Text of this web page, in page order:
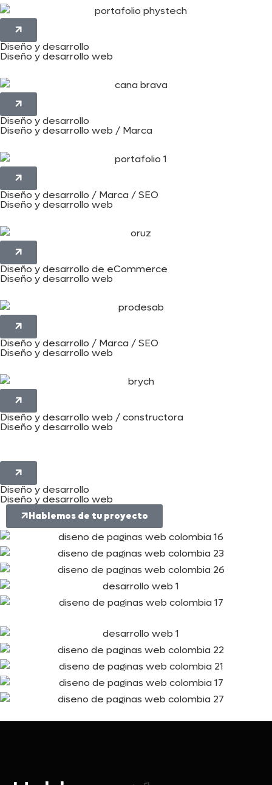
Diseño y desarrollo
Diseño y desarrollo web
Diseño y desarrollo
Diseño y desarrollo web / Marca
Diseño y desarrollo / Marca / SEO
Diseño y desarrollo web
Diseño y desarrollo de eCommerce
Diseño y desarrollo web
Diseño y desarrollo / Marca / SEO
Diseño y desarrollo web
Diseño y desarrollo web / constructora
Diseño y desarrollo web
Diseño y desarrollo
Diseño y desarrollo web
Hablemos de tu proyecto